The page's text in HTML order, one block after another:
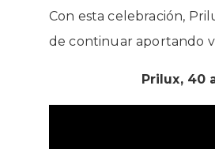
Con esta celebración,
de continuar aportando
Prilux, 40